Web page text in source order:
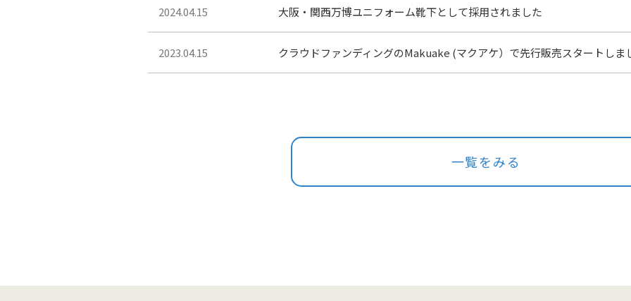
2024.04.15 大阪・関西万博ユニフォーム靴下として採用されました
2023.04.15 クラウドファンディングのMakuake (マクアケ）で先行販売スタートしま
一覧をみる